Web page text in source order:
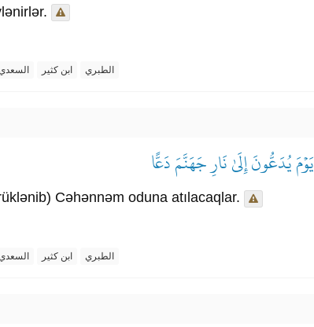
ابن كثير الطبري
يَوۡمَ يُدَعُّونَ إِلَىٰ نَارِ جَهَنَّمَ دَعًّا
Cəhənnəm oduna atılacaqlar.
السعدي ابن كثير الطبري